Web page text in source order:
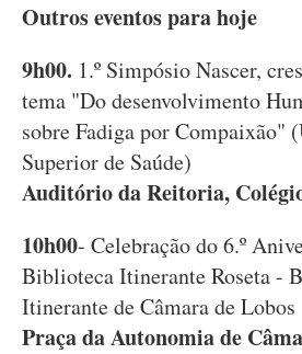
Outros eventos para hoje
9h00. 1.º Simpósio Nascer,
tema "Do desenvolvimento
sobre Fadiga por Compaixão"
Superior de Saúde)
Auditório da Reitoria,
10h00- Celebração do 6.º
Biblioteca Itinerante Roseta -
Itinerante de Câmara de Lobos
Praça da Autonomia de